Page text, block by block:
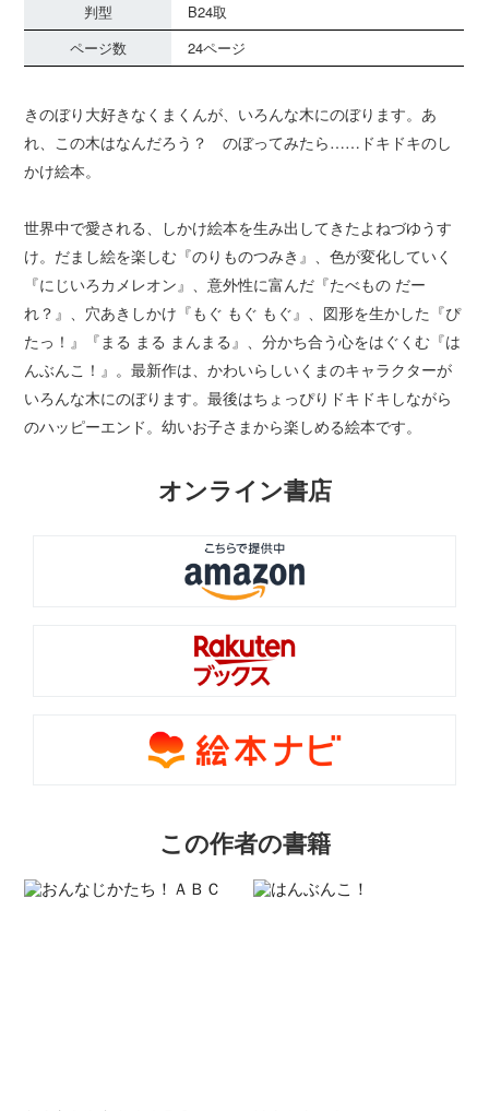
判型
B24取
ページ数
24ページ
きのぼり大好きなくまくんが、いろんな木にのぼります。あ
れ、この木はなんだろう？ のぼってみたら……ドキドキのし
かけ絵本。
世界中で愛される、しかけ絵本を生み出してきたよねづゆうす
け。だまし絵を楽しむ『のりものつみき』、色が変化していく
『にじいろカメレオン』、意外性に富んだ『たべもの だー
れ？』、穴あきしかけ『もぐ もぐ もぐ』、図形を生かした『ぴ
たっ！』『まる まる まんまる』、分かち合う心をはぐくむ『は
んぶんこ！』。最新作は、かわいらしいくまのキャラクターが
いろんな木にのぼります。最後はちょっぴりドキドキしながら
のハッピーエンド。幼いお子さまから楽しめる絵本です。
オンライン書店
この作者の書籍